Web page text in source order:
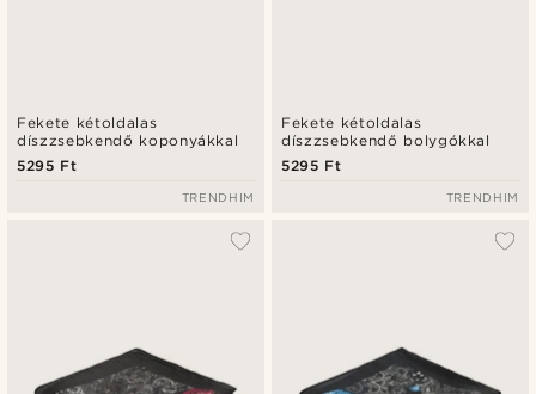
Fekete kétoldalas
díszzsebkendő koponyákkal
5295 Ft
TRENDHIM
Fekete kétoldalas
díszzsebkendő bolygókkal
5295 Ft
TRENDHIM